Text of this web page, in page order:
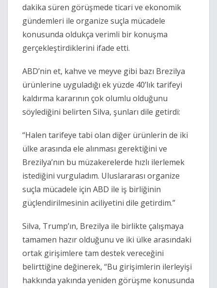
dakika süren görüşmede ticari ve ekonomik
gündemleri ile organize suçla mücadele
konusunda oldukça verimli bir konuşma
gerçekleştirdiklerini ifade etti.
ABD’nin et, kahve ve meyve gibi bazı Brezilya
ürünlerine uyguladığı ek yüzde 40’lık tarifeyi
kaldırma kararının çok olumlu olduğunu
söylediğini belirten Silva, şunları dile getirdi:
“Halen tarifeye tabi olan diğer ürünlerin de iki
ülke arasında ele alınması gerektiğini ve
Brezilya’nın bu müzakerelerde hızlı ilerlemek
istediğini vurguladım. Uluslararası organize
suçla mücadele için ABD ile iş birliğinin
güçlendirilmesinin aciliyetini dile getirdim.”
Silva, Trump’ın, Brezilya ile birlikte çalışmaya
tamamen hazır olduğunu ve iki ülke arasındaki
ortak girişimlere tam destek vereceğini
belirttiğine değinerek, “Bu girişimlerin ilerleyişi
hakkında yakında yeniden görüşme konusunda